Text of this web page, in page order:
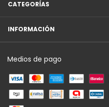
CATEGORÍAS
INFORMACIÓN
Medios de pago